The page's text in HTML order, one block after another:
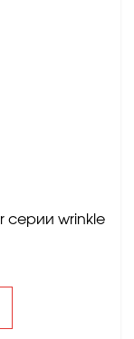
серии wrinkle